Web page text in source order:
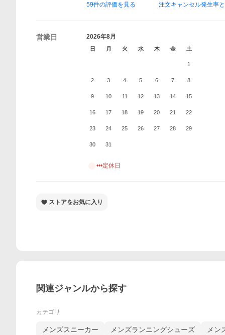
59件の評価を見る 注文キャンセル発生率
営業日 2026年8月
日 月 火 水 木 金 土
1
2 3 4 5 6 7 8
9 10 11 12 13 14 15
16 17 18 19 20 21 22
23 24 25 26 27 28 29
30 31
•••定休日
ストアをお気に入り
関連ジャンルから探す
カテゴリ
メンズスニーカー メンズランニングシューズ メン